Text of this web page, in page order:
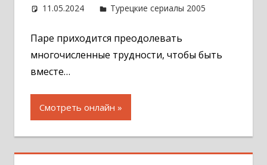
11.05.2024 Администратор
Турецкие сериалы 2005
Паре приходится преодолевать
многочисленные трудности, чтобы быть
вместе…
Смотреть онлайн